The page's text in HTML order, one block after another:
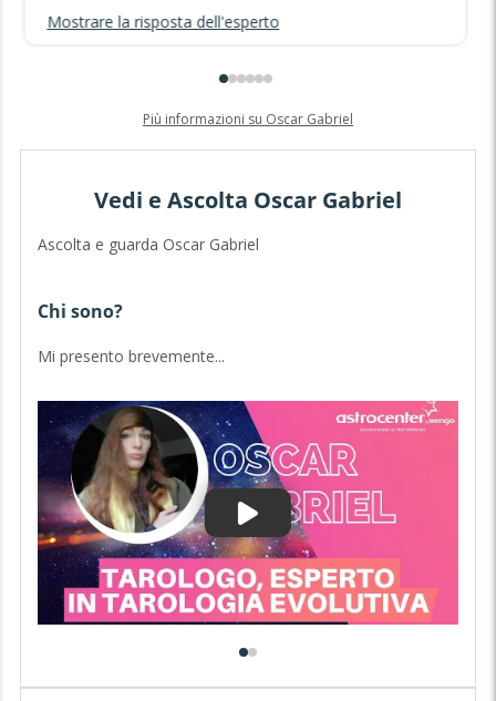
Mostrare la risposta dell'esperto
Più informazioni su Oscar Gabriel
Vedi e Ascolta Oscar Gabriel
Ascolta e guarda Oscar Gabriel
Chi sono?
Mi presento brevemente...